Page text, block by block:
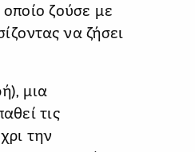
ζούσε με
να ζήσει
μια
τις
την